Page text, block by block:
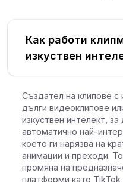
Как работи
изкуствен
Създател на клипове с
дълги видеоклипове
изкуствен интелект,
автоматично най-
което ги нарязва на
анимации и преходи.
промяна на
платформи като TikTok